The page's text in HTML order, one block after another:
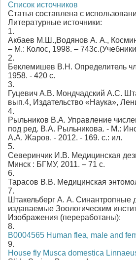
Список источников
Статья составлена с
Литературные источники:
1.
Акбаев М.Ш.,Водянов А. А.,
– М.: Колос, 1998. –
2.
Беклемишев В.Н. Определитель
1958. - 420 с.
3.
Гуцевич А.В. Мондчадский А.С.
вып.4, Издательство «Наука»,
4.
Рыльников В.А. Управление
под ред. В.А. Рыльникова. - М.:
А.А. Жаров. - 2012. - 169. с.: ил.
5.
Северинчик И.В. Медицинская
Минск : БГМУ, 2011. – 71 с.
6.
Тарасов В.В. Медицинская
7.
Штакельберг А. А.
издаваемые Зоологическим
Изображения (переработаны):
8.
B0004565 Human flea, male and
9.
House fly Musca domestica